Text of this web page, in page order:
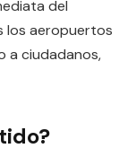
del
los aeropuertos
a ciudadanos,